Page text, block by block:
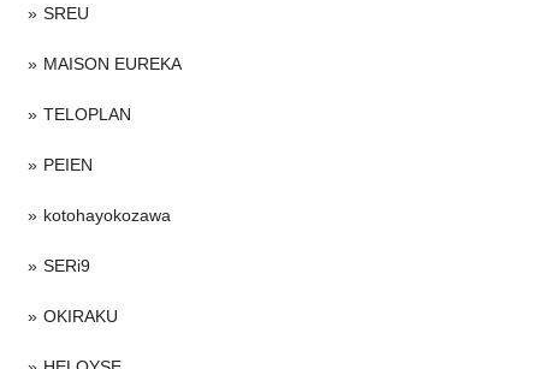
SREU
MAISON EUREKA
TELOPLAN
PEIEN
kotohayokozawa
SERi9
OKIRAKU